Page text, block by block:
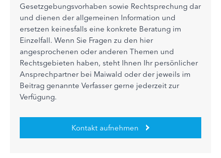
Gesetzgebungsvorhaben sowie Rechtsprechung dar
und dienen der allgemeinen Information und
ersetzen keinesfalls eine konkrete Beratung im
Einzelfall. Wenn Sie Fragen zu den hier
angesprochenen oder anderen Themen und
Rechtsgebieten haben, steht Ihnen Ihr persönlicher
Ansprechpartner bei Maiwald oder der jeweils im
Beitrag genannte Verfasser gerne jederzeit zur
Verfügung.
Kontakt aufnehmen